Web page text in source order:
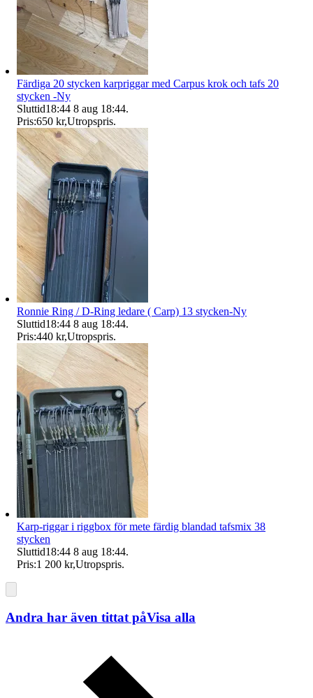
Färdiga 20 stycken karpriggar med Carpus krok och tafs 20
stycken -Ny
Sluttid18:44 8 aug 18:44.
Pris:650 kr,Utropspris.
Ronnie Ring / D-Ring ledare ( Carp) 13 stycken-Ny
Sluttid18:44 8 aug 18:44.
Pris:440 kr,Utropspris.
Karp-riggar i riggbox för mete färdig blandad tafsmix 38
stycken
Sluttid18:44 8 aug 18:44.
Pris:1 200 kr,Utropspris.
Andra har även tittat påVisa alla